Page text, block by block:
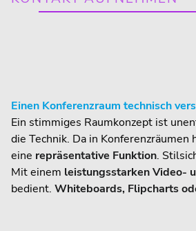
Einen Konferenzraum technisch
Ein stimmiges Raumkonzept ist
die Technik. Da in Konferenzräumen
eine repräsentative Funktion.
Mit einem leistungsstarken Video-
bedient. Whiteboards, Flipcharts